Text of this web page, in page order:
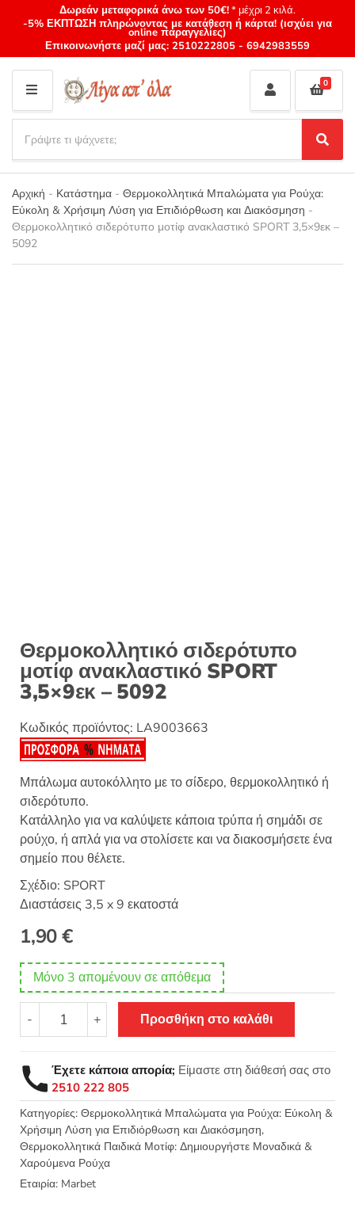
Δωρεάν μεταφορικά άνω των 50€!* μέχρι 2 κιλά.
-5% ΕΚΠΤΩΣΗ πληρώνοντας με κατάθεση ή κάρτα! (ισχύει για
online παραγγελίες)
Επικοινωνήστε μαζί μας: 2510222805 - 6942983559
M
E
N
U
Category
name
a
r
c
h
p
r
o
S
e
a
r
h
0
Αρχική - Κατάστημα - Θερμοκολλητικά Μπαλώματα για Ρούχα:
Εύκολη & Χρήσιμη Λύση για Επιδιόρθωση και Διακόσμηση -
Θερμοκολλητικό σιδερότυπο μοτίφ ανακλαστικό SPORT 3,5×9εκ –
5092
Θερμοκολλητικό σιδερότυπο
μοτίφ ανακλαστικό SPORT
3,5×9εκ – 5092
Κωδικός προϊόντος: LA9003663
Μπάλωμα αυτοκόλλητο με το σίδερο, θερμοκολλητικό ή
σιδερότυπο.
Κατάλληλο για να καλύψετε κάποια τρύπα ή σημάδι σε
ρούχο, ή απλά για να στολίσετε και να διακοσμήσετε ένα
σημείο που θέλετε.
Σχέδιο: SPORT
Διαστάσεις 3,5 x 9 εκατοστά
1,90€
Μόνο 3 απομένουν σε απόθεμα
-
Θερμοκολλητικό
σιδερότυπο
ανακλαστικό
SPORT
3,5x9εκ
-
5092
ποσότητα
+ Προσθήκη στο καλάθι
Έχετε κάποια απορία; Είμαστε στη διάθεσή σας στο
2510 222 805
Κατηγορίες: Θερμοκολλητικά Μπαλώματα για Ρούχα: Εύκολη &
Χρήσιμη Λύση για Επιδιόρθωση και Διακόσμηση,
Θερμοκολλητικά Παιδικά Μοτίφ: Δημιουργήστε Μοναδικά &
Χαρούμενα Ρούχα
Εταιρία: Marbet